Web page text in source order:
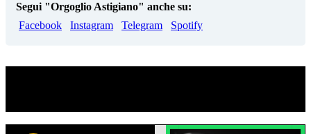
Segui "Orgoglio Astigiano" anche su:
Facebook
Instagram Telegram Spotify